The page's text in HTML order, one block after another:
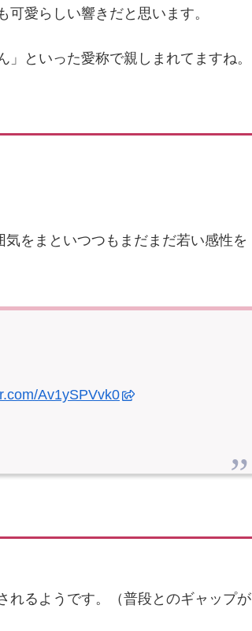
愛らしい響きだと思います。
といった愛称で親しまれてますね。
をまといつつもまだまだ若い感性を
Av1ySPVvk0
れるようです。（普段とのギャップが